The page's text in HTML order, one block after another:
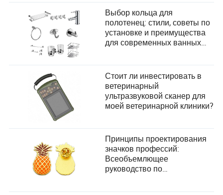
Выбор кольца для
полотенец: стили, советы по
установке и преимущества
для современных ванных
Стоит ли инвестировать в
ветеринарный
ультразвуковой сканер для
моей ветеринарной клиники?
Принципы проектирования
значков профессий:
Всеобъемлющее
руководство по